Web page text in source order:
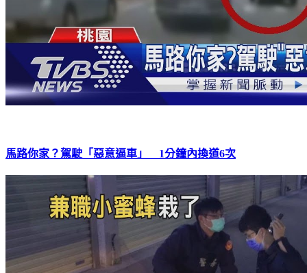
馬路你家？駕駛「惡意逼車」 1分鐘內換道6次